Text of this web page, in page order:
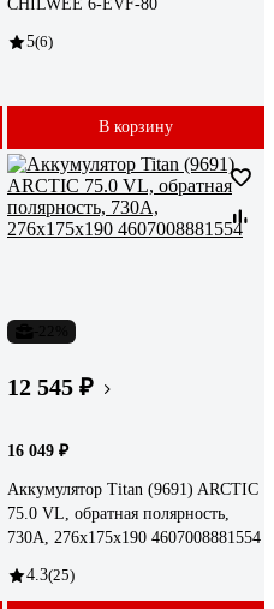
CHILWEE 6-EVF-80
5(6)
В корзину
12 545 ₽
16 049 ₽
Аккумулятор Titan (9691) ARCTIC
75.0 VL, обратная полярность,
730А, 276x175x190 4607008881554
4.3(25)